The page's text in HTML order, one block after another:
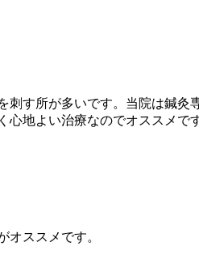
す所が多いです。当院は鍼灸
地よい治療なのでオススメです
ススメです。